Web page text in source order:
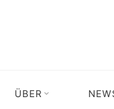
ÜBER
HomeStellenangebot